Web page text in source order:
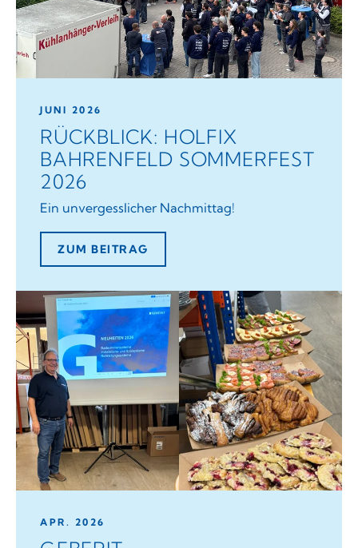
JUNI 2026
RÜCKBLICK: HOLFIX
BAHRENFELD SOMMERFEST
2026
Ein unvergesslicher Nachmittag!
ZUM BEITRAG
APR. 2026